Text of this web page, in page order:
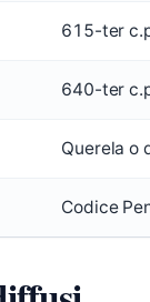
615-ter
640-ter
Querela o
Codice